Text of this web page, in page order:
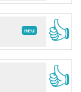
neu
👍
👍